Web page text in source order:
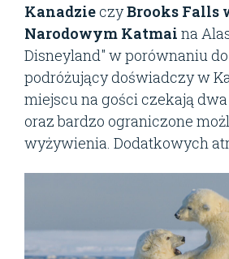
Kanadzie czyBrooks Falls
Narodowym Katmai na
Disneyland" w porównaniu
podróżujący doświadczy w
miejscu na gości czekają
oraz bardzo ograniczone
wyżywienia. Dodatkowych